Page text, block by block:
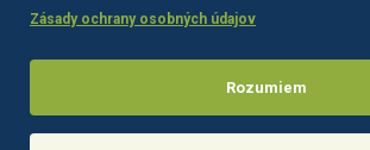
Futuristický dizajn
Zásady ochrany osobných údajov
Rozumiem